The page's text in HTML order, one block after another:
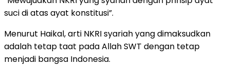
suci di atas ayat konstitusi”.
Menurut Haikal, arti NKRI syariah yang dimaksudkan
adalah tetap taat pada Allah SWT dengan tetap
menjadi bangsa Indonesia.